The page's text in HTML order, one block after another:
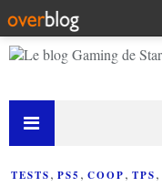
TESTS, PS5 , COOP, TPS,